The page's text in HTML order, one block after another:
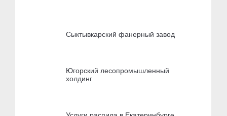
Сыктывкарский фанерный завод
Югорский лесопромышленный
холдинг